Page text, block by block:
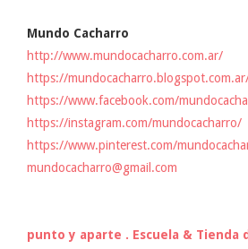
Mundo Cacharro
http://www.mundocacharro.com.ar/
https://
https://www.facebook.com/
https://instagram.com/mundocacharro/
https://www.pinterest.com/
mundocacharro@gmail.com
punto y aparte . Escuela & Tienda